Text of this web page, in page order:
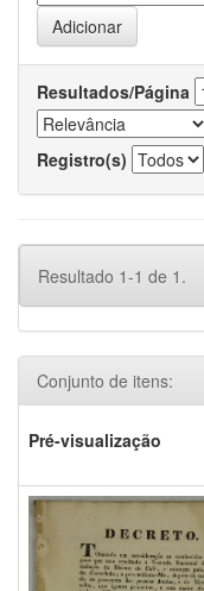
Resultados/Página
Registro(s)
Resultado 1-1 de 1.
Conjunto de itens:
Pré-visualização